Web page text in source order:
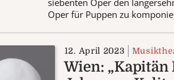
siebenten Oper den
Oper für Puppen zu
12. April 2023
Wien: „Kapitän